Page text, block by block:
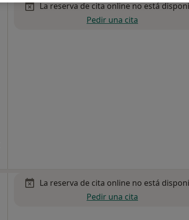
La reserva de cita online no está
Pedir una cita
La reserva de cita online no está
Pedir una cita